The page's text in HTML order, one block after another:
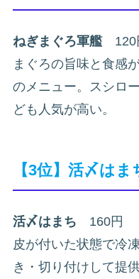
ねぎまぐろ軍艦120
まぐろの旨味と食感
のメニュー。スシロ
ども人気が高い。
【3位】活〆はま
活〆はまち 160円
皮が付いた状態で冷
き・切り付けして提